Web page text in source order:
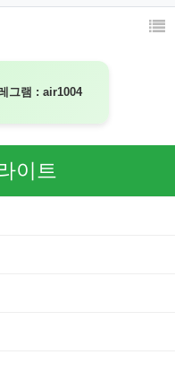
그램 : air1004
이트